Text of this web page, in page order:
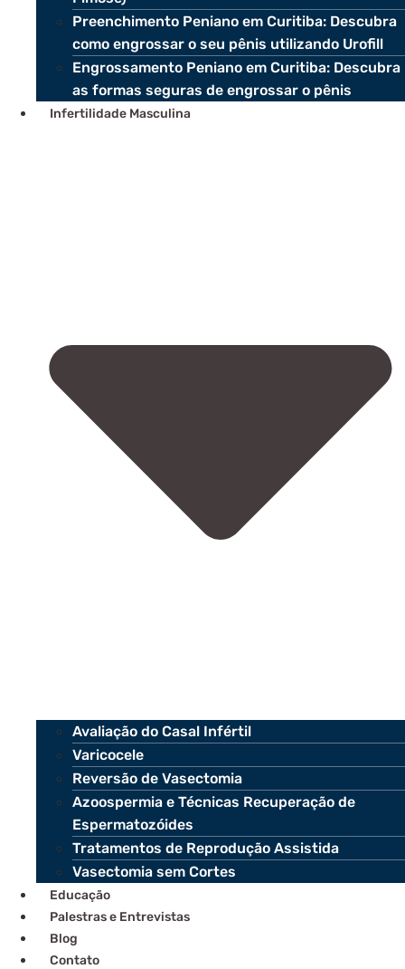
Preenchimento Peniano em Curitiba: Descubra
como engrossar o seu pênis utilizando Urofill
Engrossamento Peniano em Curitiba: Descubra
as formas seguras de engrossar o pênis
Infertilidade Masculina
Avaliação do Casal Infértil
Varicocele
Reversão de Vasectomia
Azoospermia e Técnicas Recuperação de
Espermatozóides
Tratamentos de Reprodução Assistida
Vasectomia sem Cortes
Educação
Palestras e Entrevistas
Blog
Contato